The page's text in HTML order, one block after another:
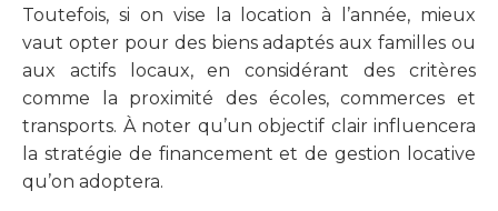
Toutefois, si on vise la location à l’année, mieux
vaut opter pour des biens adaptés aux familles ou
aux actifs locaux, en considérant des critères
comme la proximité des écoles, commerces et
transports. À noter qu’un objectif clair influencera
la stratégie de financement et de gestion locative
qu’on adoptera.